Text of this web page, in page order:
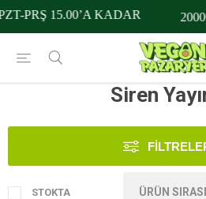
PRŞ 15.00’A KADAR
Siren
STOKTA